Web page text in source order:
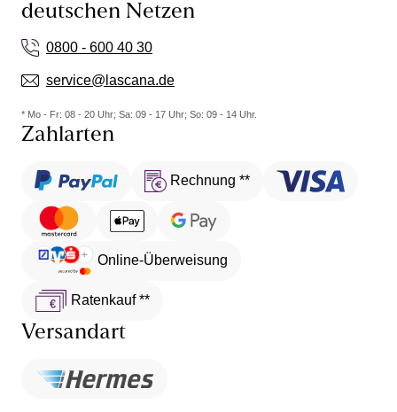
deutschen Netzen
0800 - 600 40 30
service@lascana.de
* Mo - Fr: 08 - 20 Uhr; Sa: 09 - 17 Uhr; So: 09 - 14 Uhr.
Zahlarten
Rechnung **
Online-Überweisung
Ratenkauf **
Versandart